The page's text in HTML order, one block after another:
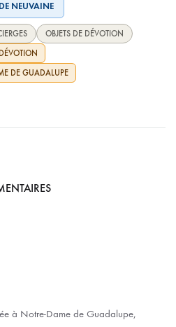
NEUVAINE
OBJETS DE DÉVOTION
DE GUADALUPE
à Notre-Dame de Guadalupe,